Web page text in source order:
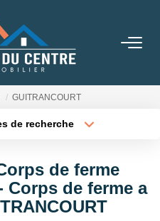
GUITRANCOURT
de recherche
Surface min
de ferme
Corps de ferme a